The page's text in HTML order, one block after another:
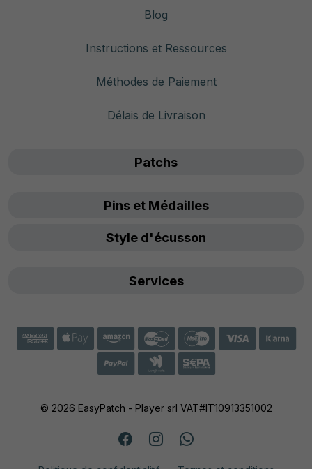
Blog
Instructions et Ressources
Méthodes de Paiement
Délais de Livraison
Patchs
Pins et Médailles
Style d'écusson
Services
© 2026 EasyPatch - Player srl VAT#IT10913351002